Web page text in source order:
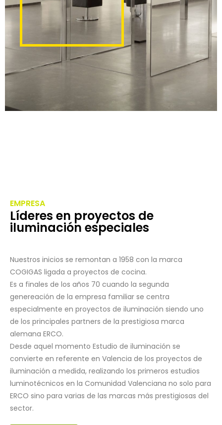
EMPRESA
Líderes en proyectos de
iluminación especiales
Nuestros inicios se remontan a 1958 con la marca
COGIGAS ligada a proyectos de cocina.
Es a finales de los años 70 cuando la segunda
genereación de la empresa familiar se centra
especialmente en proyectos de iluminación siendo uno
de los principales partners de la prestigiosa marca
alemana ERCO.
Desde aquel momento Estudio de iluminación se
convierte en referente en Valencia de los proyectos de
iluminación a medida, realizando los primeros estudios
luminotécnicos en la Comunidad Valenciana no solo para
ERCO sino para varias de las marcas más prestigiosas del
sector.